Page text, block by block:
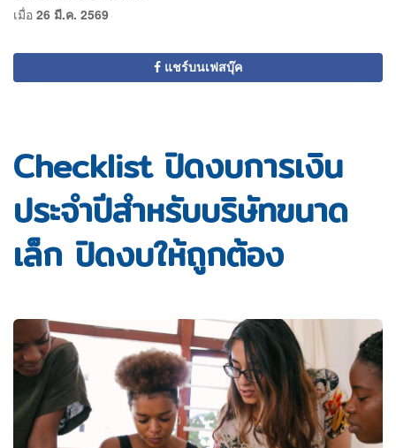
เมื่อ 26 มี.ค. 2569
แชร์บนเฟสบุ๊ค
Checklist ปิดงบการเงิน
ประจำปีสำหรับบริษัทขนาด
เล็ก ปิดงบให้ถูกต้อง